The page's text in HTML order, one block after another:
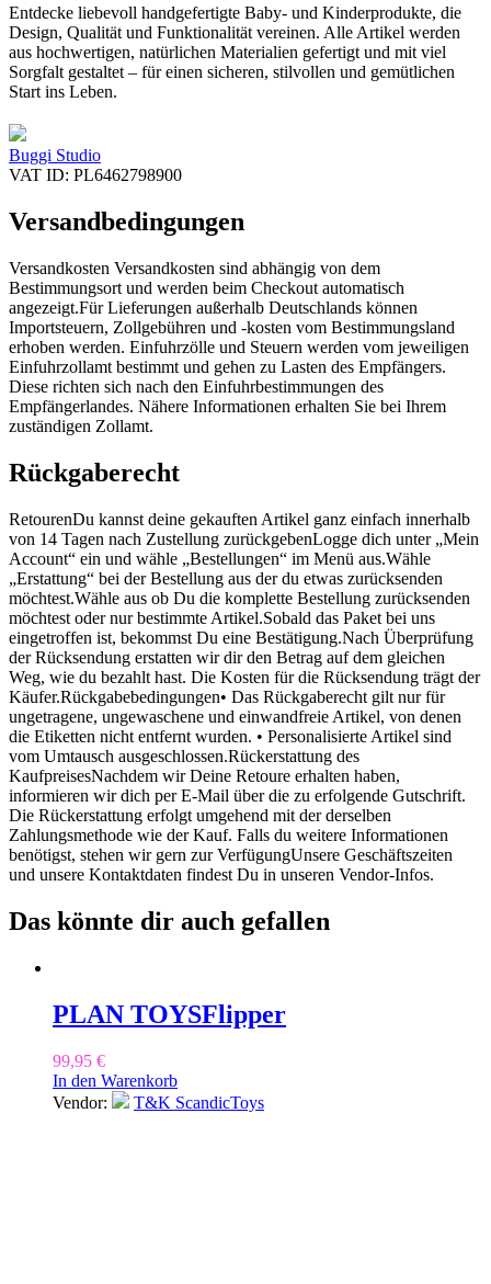
Entdecke liebevoll handgefertigte Baby- und Kinderprodukte, die
Design, Qualität und Funktionalität vereinen. Alle Artikel werden
aus hochwertigen, natürlichen Materialien gefertigt und mit viel
Sorgfalt gestaltet – für einen sicheren, stilvollen und gemütlichen
Start ins Leben.
Buggi Studio
VAT ID: PL6462798900
Versandbedingungen
Versandkosten Versandkosten sind abhängig von dem
Bestimmungsort und werden beim Checkout automatisch
angezeigt.Für Lieferungen außerhalb Deutschlands können
Importsteuern, Zollgebühren und -kosten vom Bestimmungsland
erhoben werden. Einfuhrzölle und Steuern werden vom jeweiligen
Einfuhrzollamt bestimmt und gehen zu Lasten des Empfängers.
Diese richten sich nach den Einfuhrbestimmungen des
Empfängerlandes. Nähere Informationen erhalten Sie bei Ihrem
zuständigen Zollamt.
Rückgaberecht
RetourenDu kannst deine gekauften Artikel ganz einfach innerhalb
von 14 Tagen nach Zustellung zurückgebenLogge dich unter „Mein
Account“ ein und wähle „Bestellungen“ im Menü aus.Wähle
„Erstattung“ bei der Bestellung aus der du etwas zurücksenden
möchtest.Wähle aus ob Du die komplette Bestellung zurücksenden
möchtest oder nur bestimmte Artikel.Sobald das Paket bei uns
eingetroffen ist, bekommst Du eine Bestätigung.Nach Überprüfung
der Rücksendung erstatten wir dir den Betrag auf dem gleichen
Weg, wie du bezahlt hast. Die Kosten für die Rücksendung trägt der
Käufer.Rückgabebedingungen• Das Rückgaberecht gilt nur für
ungetragene, ungewaschene und einwandfreie Artikel, von denen
die Etiketten nicht entfernt wurden. • Personalisierte Artikel sind
vom Umtausch ausgeschlossen.Rückerstattung des
KaufpreisesNachdem wir Deine Retoure erhalten haben,
informieren wir dich per E-Mail über die zu erfolgende Gutschrift.
Die Rückerstattung erfolgt umgehend mit der derselben
Zahlungsmethode wie der Kauf. Falls du weitere Informationen
benötigst, stehen wir gern zur VerfügungUnsere Geschäftszeiten
und unsere Kontaktdaten findest Du in unseren Vendor-Infos.
Das könnte dir auch gefallen
PLAN TOYSFlipper
99,95 €
In den Warenkorb
Vendor:
T&K ScandicToys